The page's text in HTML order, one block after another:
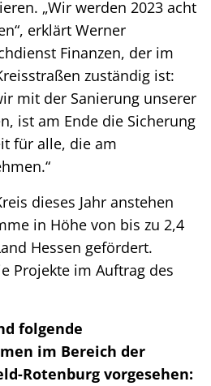
„Wir werden 2023 acht
erklärt Werner
Finanzen, der im
zuständig ist:
mit der Sanierung unserer
ist am Ende die Sicherung
für alle, die am
dieses Jahr anstehen
in Höhe von bis zu 2,4
Hessen gefördert.
Projekte im Auftrag des
folgende
im Bereich der
Rotenburg vorgesehen: